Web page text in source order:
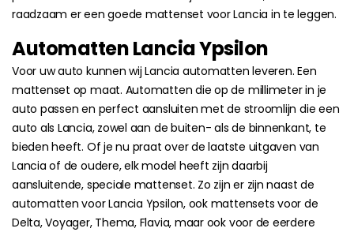
raadzaam er een goede mattenset voor Lancia in te leggen.
Automatten Lancia Ypsilon
Voor uw auto kunnen wij Lancia automatten leveren. Een
mattenset op maat. Automatten die op de millimeter in je
auto passen en perfect aansluiten met de stroomlijn die een
auto als Lancia, zowel aan de buiten- als de binnenkant, te
bieden heeft. Of je nu praat over de laatste uitgaven van
Lancia of de oudere, elk model heeft zijn daarbij
aansluitende, speciale mattenset. Zo zijn er zijn naast de
automatten voor Lancia Ypsilon, ook mattensets voor de
Delta, Voyager, Thema, Flavia, maar ook voor de eerdere